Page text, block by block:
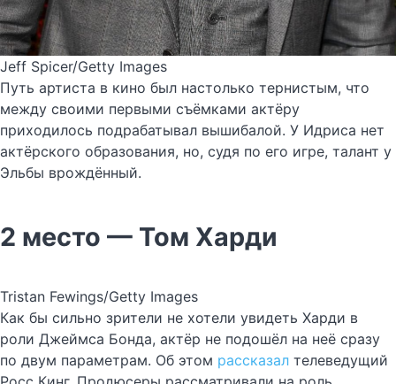
Jeff Spicer/Getty Images
Путь артиста в кино был настолько тернистым, что
между своими первыми съёмками актёру
приходилось подрабатывал вышибалой. У Идриса нет
актёрского образования, но, судя по его игре, талант у
Эльбы врождённый.
2 место — Том Харди
Tristan Fewings/Getty Images
Как бы сильно зрители не хотели увидеть Харди в
роли Джеймса Бонда, актёр не подошёл на неё сразу
по двум параметрам. Об этом рассказал телеведущий